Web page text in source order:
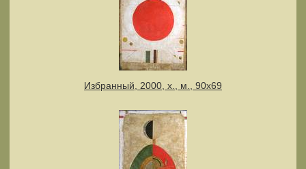
Избранный, 2000, х., м., 90х69